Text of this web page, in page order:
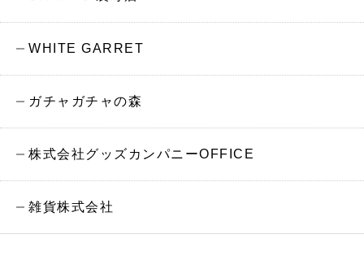
WHITE GARRET
ガチャガチャの森
株式会社グッズカンパニーOFFICE
雑貨株式会社